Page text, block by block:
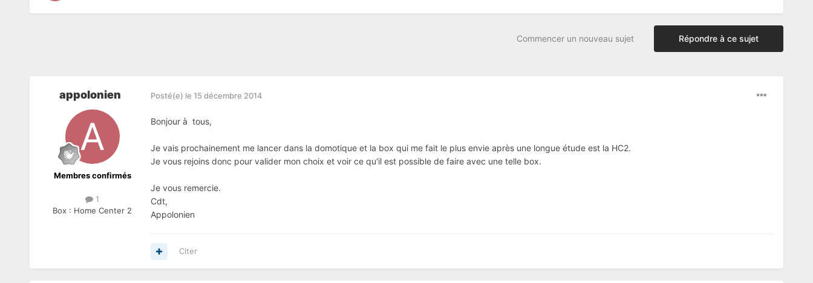
Répondre à ce sujet
Commencer un nouveau sujet
appolonien
Membres confirmés
1
Box : Home Center 2
Posté(e) le 15 décembre 2014
Bonjour à tous,
Je vais prochainement me lancer dans la domotique et la box qui me fait le plus envie après une longue étude est la HC2.
Je vous rejoins donc pour valider mon choix et voir ce qu'il est possible de faire avec une telle box.
Je vous remercie.
Cdt,
Appolonien
Citer